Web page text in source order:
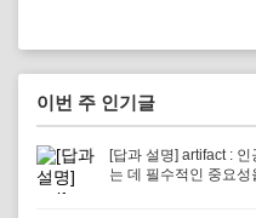
이번 주 인기글
[답과 설명] artifact :
는 데 필수적인 중요성